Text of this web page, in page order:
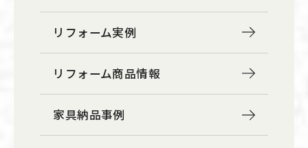
リフォーム実例
リフォーム商品情報
家具納品事例